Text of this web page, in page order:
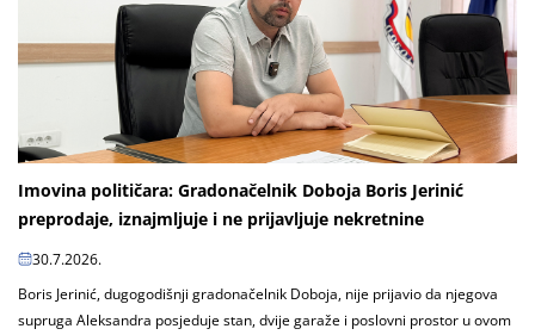
Imovina političara: Gradonačelnik Doboja Boris Jerinić
preprodaje, iznajmljuje i ne prijavljuje nekretnine
30.7.2026.
Boris Jerinić, dugogodišnji gradonačelnik Doboja, nije prijavio da njegova
supruga Aleksandra posjeduje stan, dvije garaže i poslovni prostor u ovom